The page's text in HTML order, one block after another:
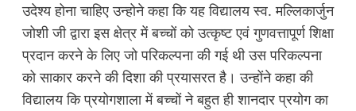
उदेश्य होना चाहिए उन्होने कहा कि यह विद्यालय स्व. मल्लिकार्जुन
जोशी जी द्वारा इस क्षेत्र में बच्चों को उत्कृष्ट एवं गुणवत्तापूर्ण शिक्षा
प्रदान करने के लिए जो परिकल्पना की गई थी उस परिकल्पना
को साकार करने की दिशा की प्रयासरत है। उन्होंने कहा की
विद्यालय कि प्रयोगशाला में बच्चों ने बहुत ही शानदार प्रयोग का